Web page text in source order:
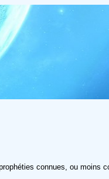
connues, ou moins